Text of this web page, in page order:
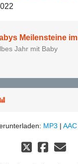
Jahr mit Baby
MP3 | AAC